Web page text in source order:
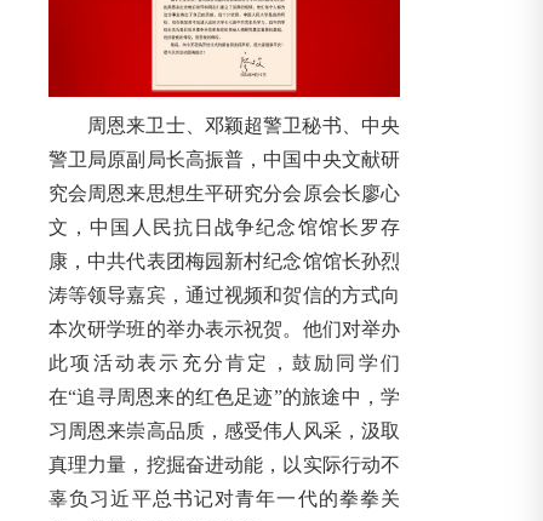
周恩来卫士、邓颖超警卫秘书、中央
警卫局原副局长高振普，中国中央文献研
究会周恩来思想生平研究分会原会长廖心
文，中国人民抗日战争纪念馆馆长罗存
康，中共代表团梅园新村纪念馆馆长孙烈
涛等领导嘉宾，通过视频和贺信的方式向
本次研学班的举办表示祝贺。他们对举办
此项活动表示充分肯定，鼓励同学们
在“追寻周恩来的红色足迹”的旅途中，学
习周恩来崇高品质，感受伟人风采，汲取
真理力量，挖掘奋进动能，以实际行动不
辜负习近平总书记对青年一代的拳拳关